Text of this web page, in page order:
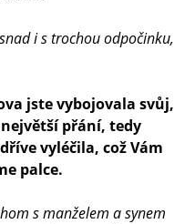
i s trochou odpočinku,
jste vybojovala svůj,
největší přání, tedy
vyléčila, což Vám
palce.
s manželem a synem